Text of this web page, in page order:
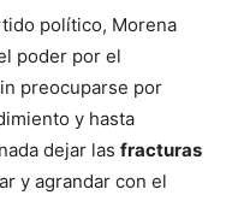
político, Morena
poder por el
preocuparse por
y hasta
dejar las fracturas
y agrandar con el